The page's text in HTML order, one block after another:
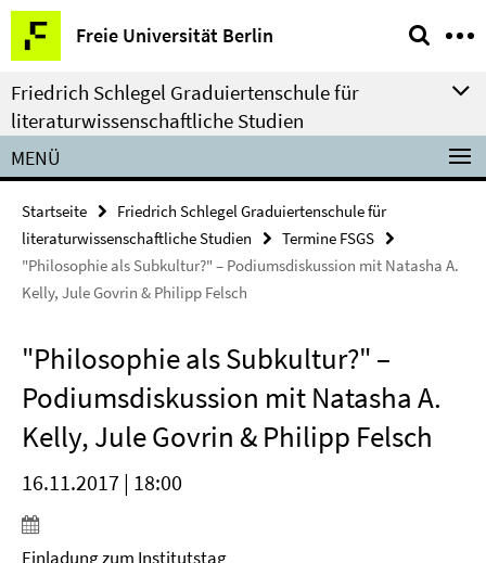
Springe
direkt
zu
Inhalt
Freie Universität Berlin
Service-
Navigation
Friedrich Schlegel Graduiertenschule für
literaturwissenschaftliche Studien
MENÜ
Startseite
Friedrich Schlegel Graduiertenschule für
literaturwissenschaftliche Studien
Termine FSGS
"Philosophie als Subkultur?" – Podiumsdiskussion mit Natasha A.
Kelly, Jule Govrin & Philipp Felsch
"Philosophie als Subkultur?" –
Podiumsdiskussion mit Natasha A.
Kelly, Jule Govrin & Philipp Felsch
16.11.2017 | 18:00
Einladung zum Institutstag